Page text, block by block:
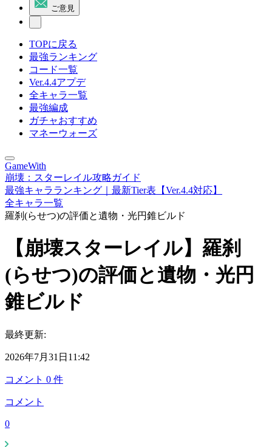
ご意見
TOPに戻る
最強ランキング
コード一覧
Ver.4.4アプデ
全キャラ一覧
最強編成
ガチャおすすめ
マネーウォーズ
GameWith
崩壊：スターレイル攻略ガイド
最強キャラランキング｜最新Tier表【Ver.4.4対応】
全キャラ一覧
羅刹(らせつ)の評価と遺物・光円錐ビルド
【崩壊スターレイル】羅刹
(らせつ)の評価と遺物・光円
錐ビルド
最終更新:
2026年7月31日11:42
コメント 0 件
コメント
0